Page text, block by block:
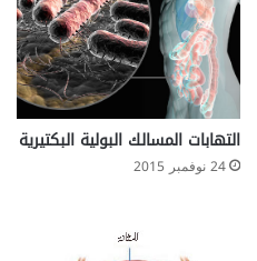
التهابات المسالك البولية البكتيرية
24 نوفمبر 2015